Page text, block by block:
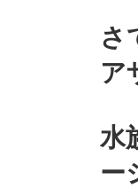
さ
ア
水
ー